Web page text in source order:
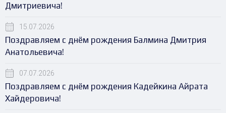
Дмитриевича!
15.07.2026
Поздравляем с днём рождения Балмина Дмитрия
Анатольевича!
07.07.2026
Поздравляем с днём рождения Кадейкина Айрата
Хайдеровича!